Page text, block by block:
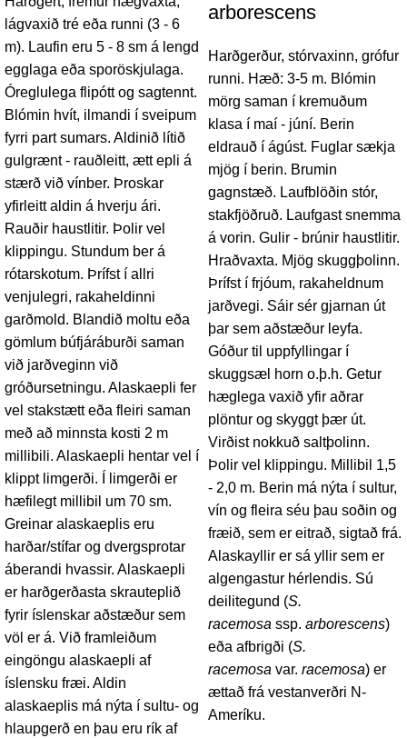
lágvaxið tré eða runni (3 - 6
m). Laufin eru 5 - 8 sm á lengd
egglaga eða sporöskjulaga.
Óreglulega flipótt og sagtennt.
Blómin hvít, ilmandi í sveipum
fyrri part sumars. Aldinið lítið
gulgrænt - rauðleitt, ætt epli á
stærð við vínber. Þroskar
yfirleitt aldin á hverju ári.
Rauðir haustlitir. Þolir vel
klippingu. Stundum ber á
rótarskotum. Þrífst í allri
venjulegri, rakaheldinni
garðmold. Blandið moltu eða
gömlum búfjáráburði saman
við jarðveginn við
gróðursetningu. Alaskaepli fer
vel stakstætt eða fleiri saman
með að minnsta kosti 2 m
millibili. Alaskaepli hentar vel í
klippt limgerði. Í limgerði er
hæfilegt millibil um 70 sm.
Greinar alaskaeplis eru
harðar/stífar og dvergsprotar
áberandi hvassir. Alaskaepli
er harðgerðasta skrauteplið
fyrir íslenskar aðstæður sem
völ er á. Við framleiðum
eingöngu alaskaepli af
íslensku fræi. Aldin
alaskaeplis má nýta í sultu- og
hlaupgerð en þau eru rík af
arborescens
Harðgerður, stórvaxinn, grófur
runni. Hæð: 3-5 m. Blómin
mörg saman í kremuðum
klasa í maí - júní. Berin
eldrauð í ágúst. Fuglar sækja
mjög í berin. Brumin
gagnstæð. Laufblöðin stór,
stakfjöðruð. Laufgast snemma
á vorin. Gulir - brúnir haustlitir.
Hraðvaxta. Mjög skuggþolinn.
Þrífst í frjóum, rakaheldnum
jarðvegi. Sáir sér gjarnan út
þar sem aðstæður leyfa.
Góður til uppfyllingar í
skuggsæl horn o.þ.h. Getur
hæglega vaxið yfir aðrar
plöntur og skyggt þær út.
Virðist nokkuð saltþolinn.
Þolir vel klippingu. Millibil 1,5
- 2,0 m. Berin má nýta í sultur,
vín og fleira séu þau soðin og
fræið, sem er eitrað, sigtað frá.
Alaskayllir er sá yllir sem er
algengastur hérlendis. Sú
deilitegund (S.
racemosa ssp. arborescens)
eða afbrigði (S.
racemosa var. racemosa) er
ættað frá vestanverðri N-
Ameríku.